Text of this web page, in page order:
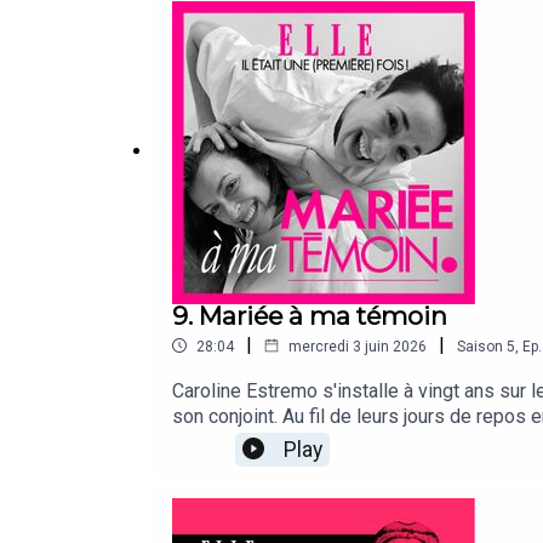
de leur lien tissé au fil du temps.Si vous
formulaire.⭐⭐⭐ N’hésitez pas à vous
Crédits : Florence Trédez (présentation),
Production : Louie Creative
9. Mariée à ma témoin
28:04 | mercredi 3 juin 2026 | Saison 5 Ep.
Caroline Estremo s'installe à vingt ans sur
son conjoint. Au fil de leurs jours de repos
dans l’engrenage de leurs vies
podcast de témoignages d’histoires
vous voulez raconter votre histoire
Play